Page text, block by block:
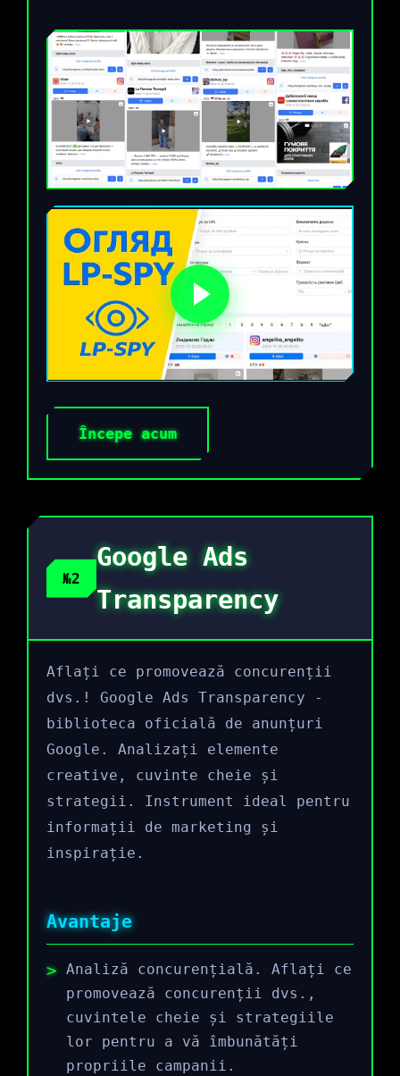
Începe acum
№2
Google Ads
Transparency
Aflați ce promovează concurenții
dvs.! Google Ads Transparency -
biblioteca oficială de anunțuri
Google. Analizați elemente
creative, cuvinte cheie și
strategii. Instrument ideal pentru
informații de marketing și
inspirație.
Avantaje
Analiză concurențială. Aflați ce
promovează concurenții dvs.,
cuvintele cheie și strategiile
lor pentru a vă îmbunătăți
propriile campanii.